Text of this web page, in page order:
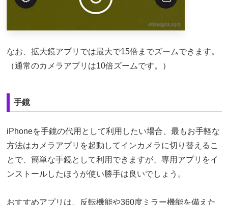
なお、拡大鏡アプリでは最大で15倍までズームできます。
（通常のカメラアプリは10倍ズームです。）
手鏡
iPhoneを手鏡の代用として利用したい場合、最もお手軽な
方法はカメラアプリを起動してインカメラに切り替えるこ
とで、簡単な手鏡として利用できますが、専用アプリをイ
ンストールしたほうが使い勝手は良いでしょう。
おすすめアプリは、反転機能や360度ミラー機能を備えた